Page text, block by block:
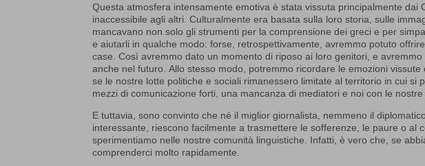
Questa atmosfera intensamente emotiva è stata vissuta principalmente dai
inaccessibile agli altri. Culturalmente era basata sulla loro storia, sulle
mancavano non solo gli strumenti per la comprensione dei greci e per
e aiutarli in qualche modo: forse, retrospettivamente, avremmo potuto
case. Così avremmo dato un momento di riposo ai loro genitori, e
anche nel futuro. Allo stesso modo, potremmo ricordare le emozioni vissute
se le nostre lotte politiche e sociali rimanessero limitate al territorio in cui si
mezzi di comunicazione forti, una mancanza di mediatori e noi con le nostre
E tuttavia, sono convinto che né il miglior giornalista, nemmeno il
interessante, riescono facilmente a trasmettere le sofferenze, le paure o al
sperimentiamo nelle nostre comunità linguistiche. Infatti, è vero che, se
comprenderci molto rapidamente.